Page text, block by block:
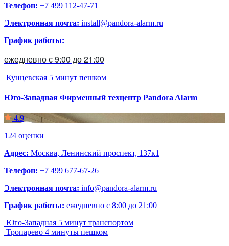
Телефон: +7 499 112-47-71
Электронная почта: install@pandora-alarm.ru
График работы:
ежедневно с 9:00 до 21:00
Кунцевская 5 минут пешком
Юго-Западная Фирменный техцентр Pandora Alarm
4.9
124 оценки
Адрес: Москва, Ленинский проспект, 137к1
Телефон: +7 499 677-67-26
Электронная почта: info@pandora-alarm.ru
График работы: ежедневно с 8:00 до 21:00
Юго-Западная 5 минут транспортом
Тропарево 4 минуты пешком